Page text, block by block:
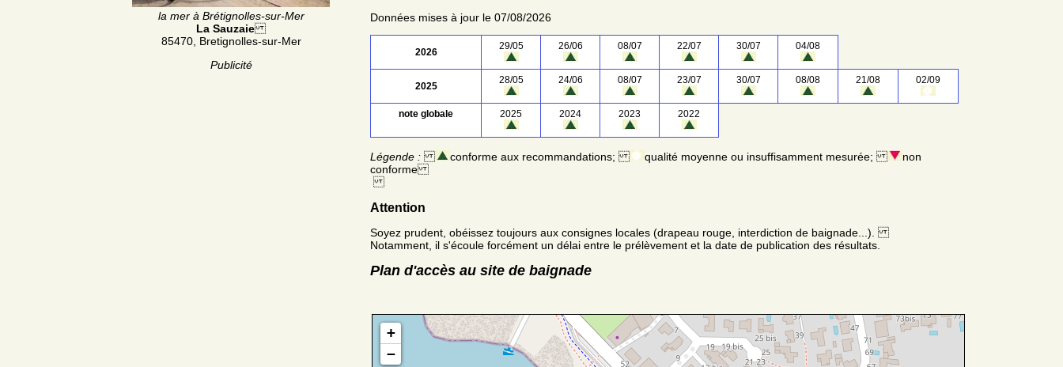
la mer à Brétignolles-sur-Mer
La Sauzaie
85470, Bretignolles-sur-Mer
Publicité
Données mises à jour le 07/08/2026
2026
29/05 26/06 08/07 22/07 30/07 04/08
2025
28/05 24/06 08/07 23/07 30/07 08/08 21/08 02/09
note globale 2025 2024 2023 2022
Légende : conforme aux recommandations; qualité moyenne ou insuffisamment mesurée;
non
conforme
Attention
Soyez prudent, obéissez toujours aux consignes locales (drapeau rouge, interdiction de baignade...).
Notamment, il s'écoule forcément un délai entre le prélèvement et la date de publication des résultats.
Plan d'accès au site de baignade
+
−